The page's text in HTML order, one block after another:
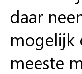
daar
mogelijk
meeste